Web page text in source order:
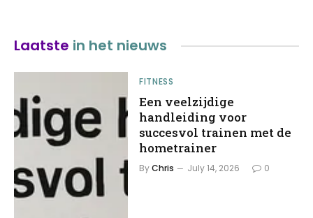
Laatste in het nieuws
FITNESS
Een veelzijdige
handleiding voor
succesvol trainen met de
hometrainer
ByChris July 14, 2026 0